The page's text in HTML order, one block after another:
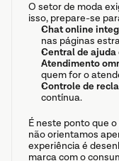
O setor de moda
isso, prepare-se
Chat online
nas páginas
Central de ajuda
Atendimento
quem for o
Controle de
contínua.
É neste ponto que
não orientamos
experiência é
marca com o